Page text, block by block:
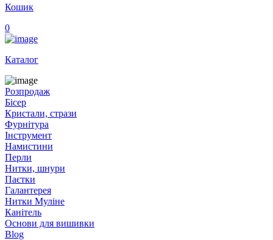
Кошик
0
Каталог
Розпродаж
Бісер
Кристали, стрази
Фурнітура
Інструмент
Намистини
Перли
Нитки, шнури
Паєтки
Галантерея
Нитки Муліне
Канітель
Основи для вишивки
Blog